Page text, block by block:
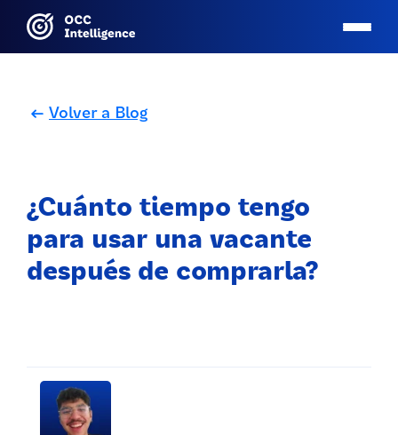
Volver a Blog
¿Cuánto tiempo tengo
para usar una vacante
después de comprarla?